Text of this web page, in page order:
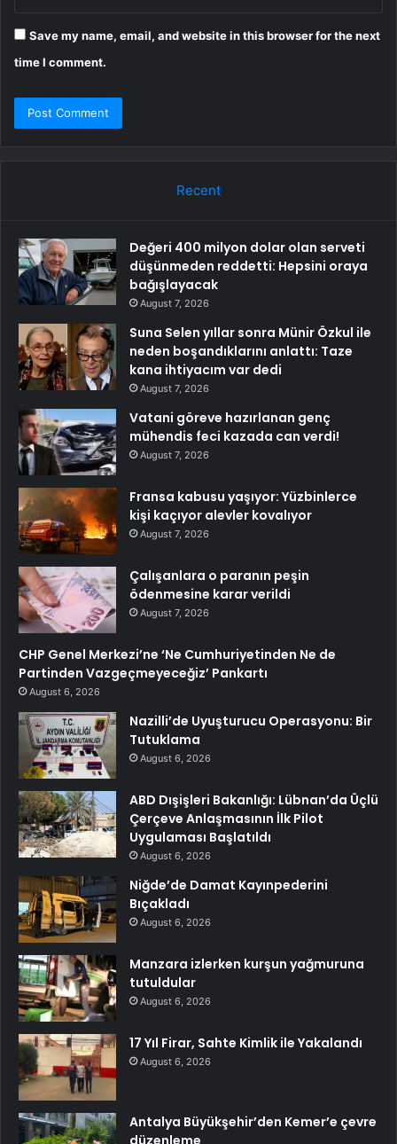
Save my name, email, and website in this browser for the next
time I comment.
Recent
Değeri 400 milyon dolar olan serveti
düşünmeden reddetti: Hepsini oraya
bağışlayacak
August 7, 2026
Suna Selen yıllar sonra Münir Özkul ile
neden boşandıklarını anlattı: Taze
kana ihtiyacım var dedi
August 7, 2026
Vatani göreve hazırlanan genç
mühendis feci kazada can verdi!
August 7, 2026
Fransa kabusu yaşıyor: Yüzbinlerce
kişi kaçıyor alevler kovalıyor
August 7, 2026
Çalışanlara o paranın peşin
ödenmesine karar verildi
August 7, 2026
CHP Genel Merkezi’ne ‘Ne Cumhuriyetinden Ne de
Partinden Vazgeçmeyeceğiz’ Pankartı
August 6, 2026
Nazilli’de Uyuşturucu Operasyonu: Bir
Tutuklama
August 6, 2026
ABD Dışişleri Bakanlığı: Lübnan’da Üçlü
Çerçeve Anlaşmasının İlk Pilot
Uygulaması Başlatıldı
August 6, 2026
Niğde’de Damat Kayınpederini
Bıçakladı
August 6, 2026
Manzara izlerken kurşun yağmuruna
tutuldular
August 6, 2026
17 Yıl Firar, Sahte Kimlik ile Yakalandı
August 6, 2026
Antalya Büyükşehir’den Kemer’e çevre